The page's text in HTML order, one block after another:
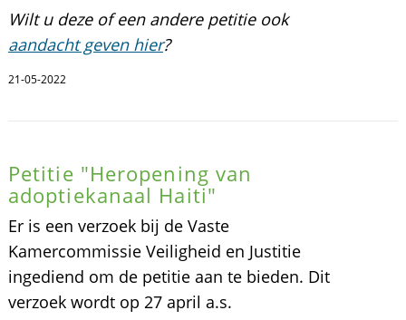
Wilt u deze of een andere petitie ook
aandacht geven hier?
21-05-2022
Petitie "Heropening van
adoptiekanaal Haiti"
Er is een verzoek bij de Vaste
Kamercommissie Veiligheid en Justitie
ingediend om de petitie aan te bieden. Dit
verzoek wordt op 27 april a.s.